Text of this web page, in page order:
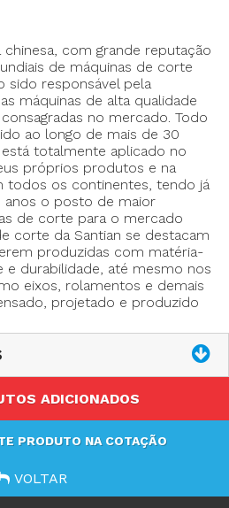
chinesa, com grande reputação
de máquinas de corte
sido responsável pela
máquinas de alta qualidade
no mercado. Todo
ao longo de mais de 30
totalmente aplicado no
próprios produtos e na
todos os continentes, tendo já
anos o posto de maior
de corte para o mercado
corte da Santian se destacam
produzidas com matéria-
e durabilidade, até mesmo nos
eixos, rolamentos e demais
projetado e produzido
de até 4 mms de
rpm
ADICIONADOS
PRODUTO NA COTAÇÃO
VOLTAR